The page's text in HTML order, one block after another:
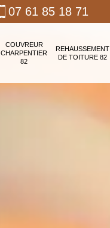
07 61 85 18 71
COUVREUR
CHARPENTIER
82
REHAUSSEMENT
DE TOITURE 82